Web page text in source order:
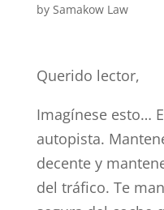
by Samakow Law
Querido lector,
Imagínese esto…
autopista.
decente y
del tráfico. Te